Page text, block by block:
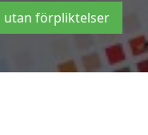
utan förpliktelser